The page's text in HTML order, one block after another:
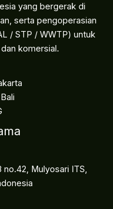
yang bergerak di
serta pengoperasian
/ STP / WWTP) untuk
komersial.
Mulyosari ITS,